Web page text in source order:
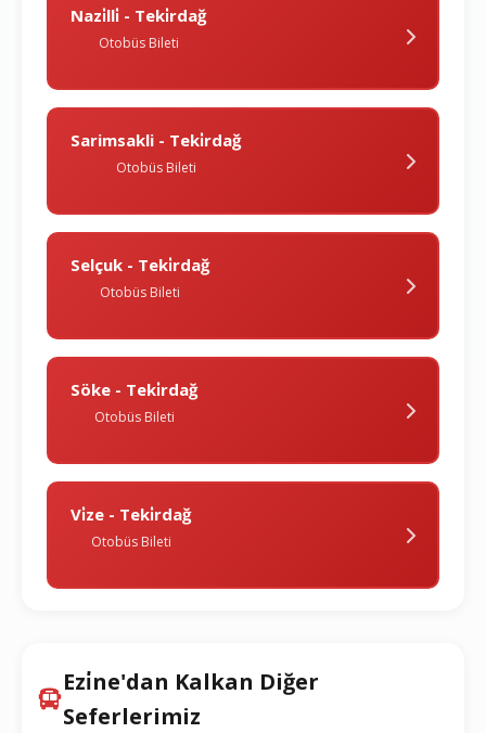
Nazi̇lli̇ - Teki̇rdağ
Otobüs Bileti
Sarimsakli - Teki̇rdağ
Otobüs Bileti
Selçuk - Teki̇rdağ
Otobüs Bileti
Söke - Teki̇rdağ
Otobüs Bileti
Vi̇ze - Teki̇rdağ
Otobüs Bileti
Ezi̇ne'dan Kalkan Diğer
Seferlerimiz